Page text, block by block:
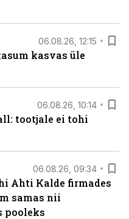
06.08.26, 12:15
kasvas üle
06.08.26, 10:14
tootjale ei tohi
06.08.26, 09:34
Ahti Kalde firmades
samas nii
pooleks